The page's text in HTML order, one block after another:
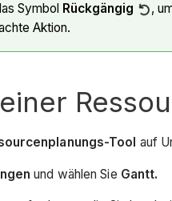
Symbol Rückgängig ,
Aktion.
Tool auf
und wählen Sie Gantt.